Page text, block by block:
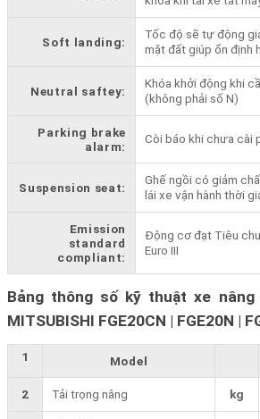
Soft landing:
Tốc độ sẽ tự động
mặt đất giúp ổn định
Neutral saftey:
Khóa khởi động khi
(không phải số N)
Parking brake
alarm:
Còi báo khi chưa cài
Suspension seat:
Ghế ngồi có giảm
lái xe vận hành thời
Emission
standard
compliant:
Động cơ đạt Tiêu
Euro III
Bảng thông số kỹ thuật xe
MITSUBISHI FGE20CN | FGE20N |
1 Model
2 Tải trọng nâng kg